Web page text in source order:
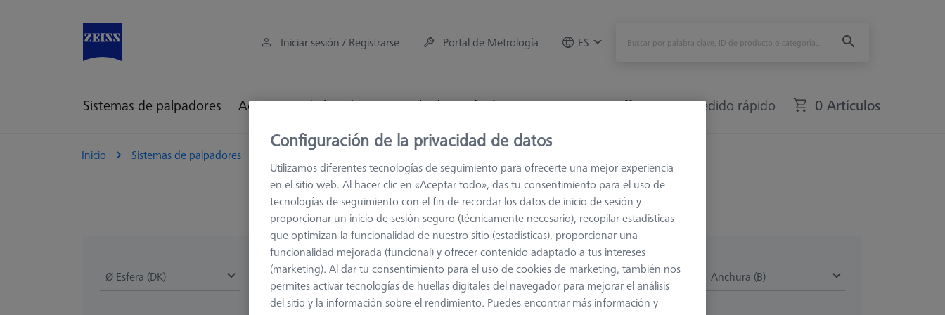
Iniciar sesión / Registrarse Portal de Metrología ES
Sistemas de palpadores Accesorios de la máquina Sala de Medición Formaciones Offers Pedido rápido 0 Artículos
Inicio Sistemas de palpadores Palpadores Palpador en L
Ø Esfera (DK) Longitud (L) la medición de la longitud Ø Eje (DS) Anchura (B)
Configuración de la privacidad de datos
Utilizamos diferentes tecnologías de seguimiento para ofrecerte una mejor experiencia
en el sitio web. Al hacer clic en «Aceptar todo», das tu consentimiento para el uso de
tecnologías de seguimiento con el fin de recordar los datos de inicio de sesión y
proporcionar un inicio de sesión seguro (técnicamente necesario), recopilar estadísticas
que optimizan la funcionalidad de nuestro sitio (estadísticas), proporcionar una
funcionalidad mejorada (funcional) y ofrecer contenido adaptado a tus intereses
(marketing). Al dar tu consentimiento para el uso de cookies de marketing, también nos
permites activar tecnologías de huellas digitales del navegador para mejorar el análisis
del sitio y la información sobre el rendimiento. Puedes encontrar más información y